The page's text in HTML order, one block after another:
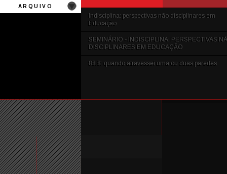
ARQUIVO
Indisciplina: perspectivas não disciplinares em
Educação
SEMINÁRIO - INDISCIPLINA: PERSPECTIVAS
DISCIPLINARES EM EDUCAÇÃO
88.8: quando atravessei uma ou duas paredes